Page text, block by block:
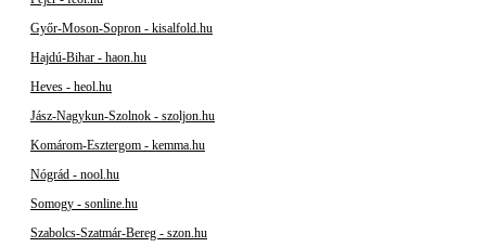
Győr-Moson-Sopron - kisalfold.hu
Hajdú-Bihar - haon.hu
Heves - heol.hu
Jász-Nagykun-Szolnok - szoljon.hu
Komárom-Esztergom - kemma.hu
Nógrád - nool.hu
Somogy - sonline.hu
Szabolcs-Szatmár-Bereg - szon.hu